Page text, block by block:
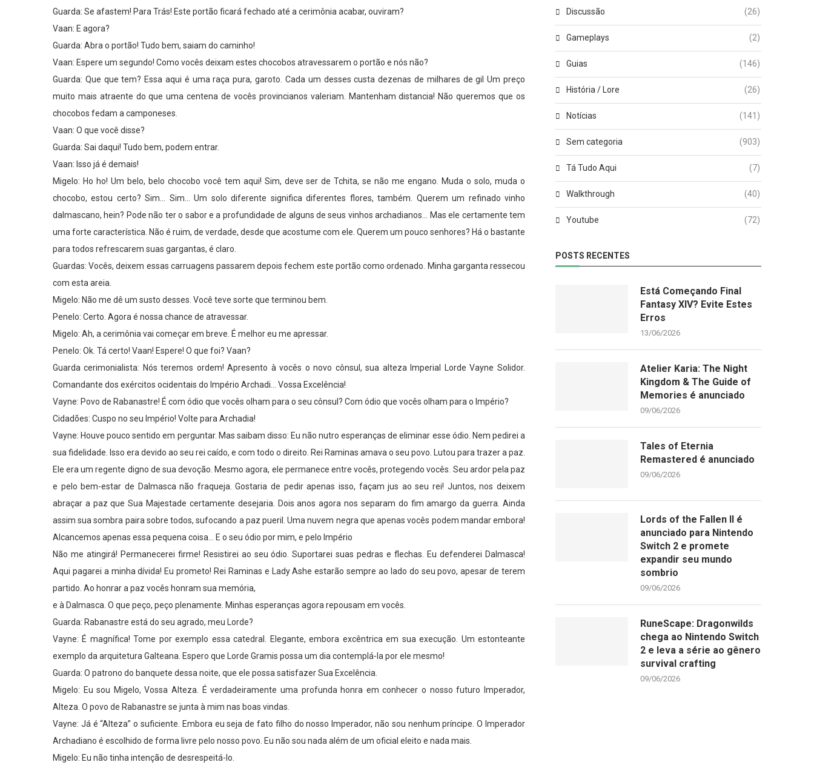
Guarda: Se afastem! Para Trás! Este portão ficará fechado até a cerimônia acabar, ouviram?
Vaan: E agora?
Guarda: Abra o portão! Tudo bem, saiam do caminho!
Vaan: Espere um segundo! Como vocês deixam estes chocobos atravessarem o portão e nós não?
Guarda: Que que tem? Essa aqui é uma raça pura, garoto. Cada um desses custa dezenas de milhares de gil Um preço
muito mais atraente do que uma centena de vocês provincianos valeriam. Mantenham distancia! Não queremos que os
chocobos fedam a camponeses.
Vaan: O que você disse?
Guarda: Sai daqui! Tudo bem, podem entrar.
Vaan: Isso já é demais!
Migelo: Ho ho! Um belo, belo chocobo você tem aqui! Sim, deve ser de Tchita, se não me engano. Muda o solo, muda o
chocobo, estou certo? Sim… Sim… Um solo diferente significa diferentes flores, também. Querem um refinado vinho
dalmascano, hein? Pode não ter o sabor e a profundidade de alguns de seus vinhos archadianos… Mas ele certamente tem
uma forte característica. Não é ruim, de verdade, desde que acostume com ele. Querem um pouco senhores? Há o bastante
para todos refrescarem suas gargantas, é claro.
Guardas: Vocês, deixem essas carruagens passarem depois fechem este portão como ordenado. Minha garganta ressecou
com esta areia.
Migelo: Não me dê um susto desses. Você teve sorte que terminou bem.
Penelo: Certo. Agora é nossa chance de atravessar.
Migelo: Ah, a cerimônia vai começar em breve. É melhor eu me apressar.
Penelo: Ok. Tá certo! Vaan! Espere! O que foi? Vaan?
Guarda cerimonialista: Nós teremos ordem! Apresento à vocês o novo cônsul, sua alteza Imperial Lorde Vayne Solidor.
Comandante dos exércitos ocidentais do Império Archadi… Vossa Excelência!
Vayne: Povo de Rabanastre! É com ódio que vocês olham para o seu cônsul? Com ódio que vocês olham para o Império?
Cidadões: Cuspo no seu Império! Volte para Archadia!
Vayne: Houve pouco sentido em perguntar. Mas saibam disso: Eu não nutro esperanças de eliminar esse ódio. Nem pedirei a
sua fidelidade. Isso era devido ao seu rei caído, e com todo o direito. Rei Raminas amava o seu povo. Lutou para trazer a paz.
Ele era um regente digno de sua devoção. Mesmo agora, ele permanece entre vocês, protegendo vocês. Seu ardor pela paz
e pelo bem-estar de Dalmasca não fraqueja. Gostaria de pedir apenas isso, façam jus ao seu rei! Juntos, nos deixem
abraçar a paz que Sua Majestade certamente desejaria. Dois anos agora nos separam do fim amargo da guerra. Ainda
assim sua sombra paira sobre todos, sufocando a paz pueril. Uma nuvem negra que apenas vocês podem mandar embora!
Alcancemos apenas essa pequena coisa… E o seu ódio por mim, e pelo Império
Não me atingirá! Permanecerei firme! Resistirei ao seu ódio. Suportarei suas pedras e flechas. Eu defenderei Dalmasca!
Aqui pagarei a minha dívida! Eu prometo! Rei Raminas e Lady Ashe estarão sempre ao lado do seu povo, apesar de terem
partido. Ao honrar a paz vocês honram sua memória,
e à Dalmasca. O que peço, peço plenamente. Minhas esperanças agora repousam em vocês.
Guarda: Rabanastre está do seu agrado, meu Lorde?
Vayne: É magnífica! Tome por exemplo essa catedral. Elegante, embora excêntrica em sua execução. Um estonteante
exemplo da arquitetura Galteana. Espero que Lorde Gramis possa um dia contemplá-la por ele mesmo!
Guarda: O patrono do banquete dessa noite, que ele possa satisfazer Sua Excelência.
Migelo: Eu sou Migelo, Vossa Alteza. É verdadeiramente uma profunda honra em conhecer o nosso futuro Imperador,
Alteza. O povo de Rabanastre se junta à mim nas boas vindas.
Vayne: Já é “Alteza” o suficiente. Embora eu seja de fato filho do nosso Imperador, não sou nenhum príncipe. O Imperador
Archadiano é escolhido de forma livre pelo nosso povo. Eu não sou nada além de um oficial eleito e nada mais.
Migelo: Eu não tinha intenção de desrespeitá-lo.
Discussão (26)
Gameplays (2)
Guias (146)
História / Lore (26)
Notícias (141)
Sem categoria (903)
Tá Tudo Aqui (7)
Walkthrough (40)
Youtube (72)
POSTS RECENTES
Está Começando Final
Fantasy XIV? Evite Estes
Erros
13/06/2026
Atelier Karia: The Night
Kingdom & The Guide of
Memories é anunciado
09/06/2026
Tales of Eternia
Remastered é anunciado
09/06/2026
Lords of the Fallen II é
anunciado para Nintendo
Switch 2 e promete
expandir seu mundo
sombrio
09/06/2026
RuneScape: Dragonwilds
chega ao Nintendo Switch
2 e leva a série ao gênero
survival crafting
09/06/2026